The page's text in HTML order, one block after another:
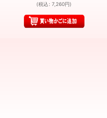
(税込 : 7,260円)